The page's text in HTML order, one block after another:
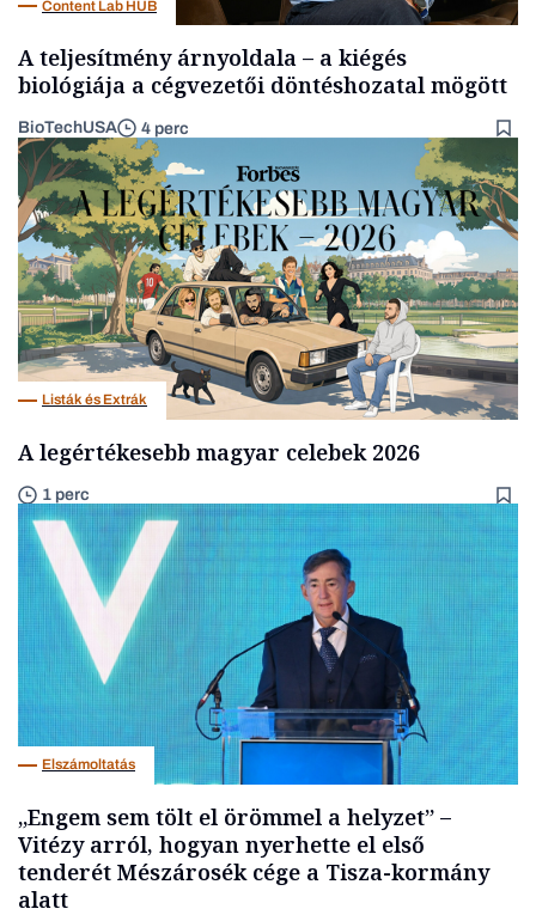
Content Lab HUB
A teljesítmény árnyoldala – a kiégés
biológiája a cégvezetői döntéshozatal mögött
BioTechUSA 4 perc
Listák és Extrák
A legértékesebb magyar celebek 2026
1 perc
Elszámoltatás
„Engem sem tölt el örömmel a helyzet” –
Vitézy arról, hogyan nyerhette el első
tenderét Mészárosék cége a Tisza-kormány
alatt